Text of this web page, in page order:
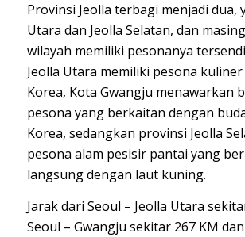
Provinsi Jeolla terbagi menjadi dua,
Utara dan Jeolla Selatan, dan
wilayah memiliki pesonanya
Jeolla Utara memiliki pesona
Korea, Kota Gwangju menawarkan
pesona yang berkaitan dengan
Korea, sedangkan provinsi Jeolla
pesona alam pesisir pantai yang
langsung dengan laut kuning.
Jarak dari Seoul – Jeolla Utara
Seoul – Gwangju sekitar 267 KM